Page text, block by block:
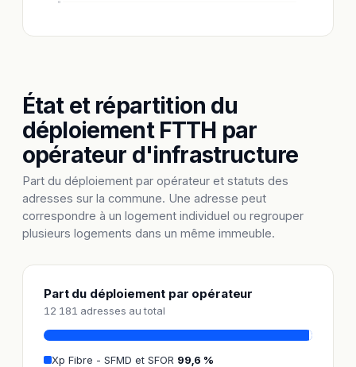
0
État et répartition du
déploiement FTTH par
opérateur d'infrastructure
Part du déploiement par opérateur et statuts des
adresses sur la commune. Une adresse peut
correspondre à un logement individuel ou regrouper
plusieurs logements dans un même immeuble.
Part du déploiement par opérateur
12 181 adresses au total
Xp Fibre - SFMD et SFOR 99,6 %